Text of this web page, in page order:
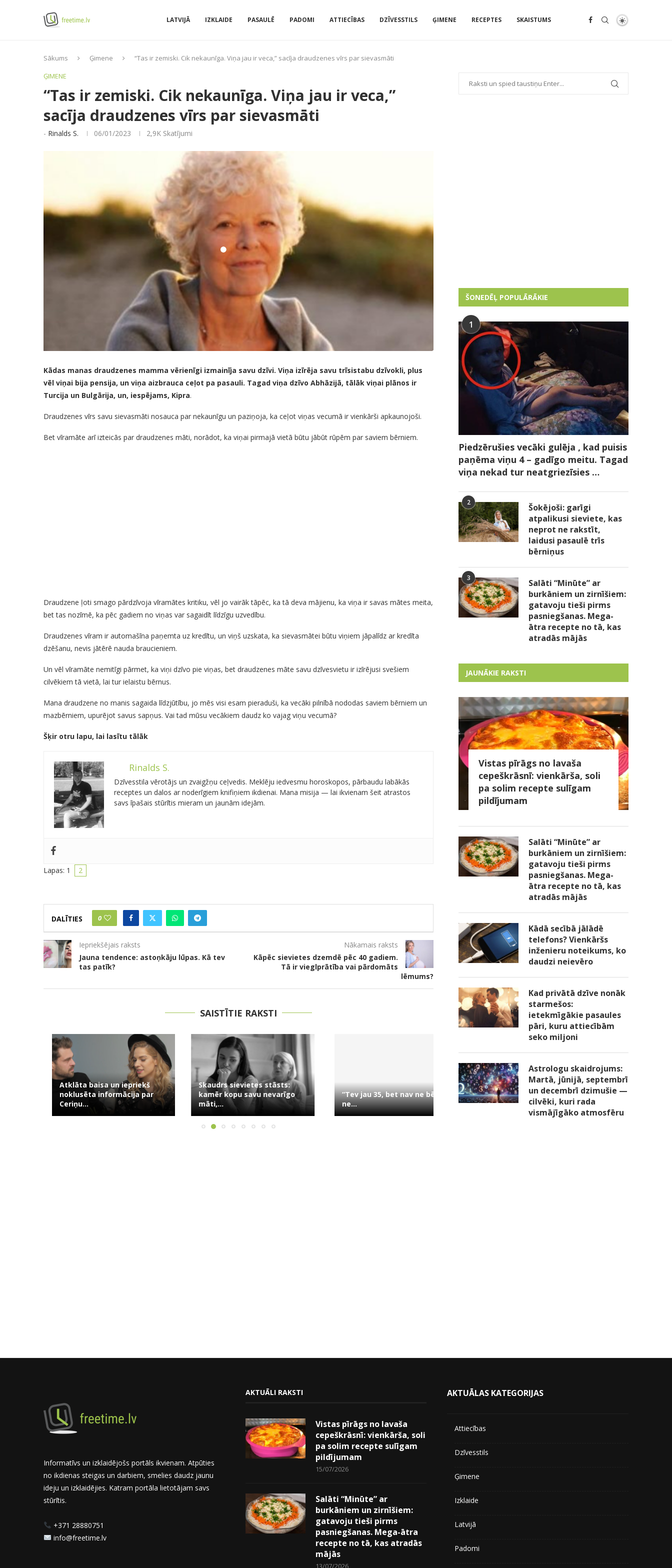
LATVIJĀ IZKLAIDE PASAULĒ PADOMI ATTIECĪBAS DZĪVESSTILS ĢIMENE RECEPTES SKAISTUMS
Sākums Ģimene
“Tas ir zemiski. Cik nekaunīga. Viņa jau ir veca,” sacīja draudzenes vīrs par sievasmāti
ĢIMENE
“Tas ir zemiski. Cik nekaunīga. Viņa jau ir veca,”
sacīja draudzenes vīrs par sievasmāti
- Rinalds S. 06/01/2023 2,9K Skatījumi
Kādas manas draudzenes mamma vērienīgi izmainīja savu dzīvi. Viņa izīrēja savu trīsistabu dzīvokli, plus
vēl viņai bija pensija, un viņa aizbrauca ceļot pa pasauli. Tagad viņa dzīvo Abhāzijā, tālāk viņai plānos ir
Turcija un Bulgārija, un, iespējams, Kipra.
Draudzenes vīrs savu sievasmāti nosauca par nekaunīgu un paziņoja, ka ceļot viņas vecumā ir vienkārši apkaunojoši.
Bet vīramāte arī izteicās par draudzenes māti, norādot, ka viņai pirmajā vietā būtu jābūt rūpēm par saviem bērniem.
Draudzene ļoti smago pārdzīvoja vīramātes kritiku, vēl jo vairāk tāpēc, ka tā deva mājienu, ka viņa ir savas mātes meita,
bet tas nozīmē, ka pēc gadiem no viņas var sagaidīt līdzīgu uzvedību.
Draudzenes vīram ir automašīna paņemta uz kredītu, un viņš uzskata, ka sievasmātei būtu viņiem jāpalīdz ar kredīta
dzēšanu, nevis jātērē nauda braucieniem.
Un vēl vīramāte nemitīgi pārmet, ka viņi dzīvo pie viņas, bet draudzenes māte savu dzīvesvietu ir izīrējusi svešiem
cilvēkiem tā vietā, lai tur ielaistu bērnus.
Mana draudzene no manis sagaida līdzjūtību, jo mēs visi esam pieraduši, ka vecāki pilnībā nododas saviem bērniem un
mazbērniem, upurējot savus sapņus. Vai tad mūsu vecākiem daudz ko vajag viņu vecumā?
Šķir otru lapu, lai lasītu tālāk
Rinalds S.
Dzīvesstila vērotājs un zvaigžņu ceļvedis. Meklēju iedvesmu horoskopos, pārbaudu labākās
receptes un dalos ar noderīgiem knifiņiem ikdienai. Mana misija — lai ikvienam šeit atrastos
savs īpašais stūrītis mieram un jaunām idejām.
Lapas: 1 2
DALĪTIES 0
Iepriekšējais raksts
Jauna tendence: astoņkāju lūpas. Kā tev
tas patīk?
Nākamais raksts
Kāpēc sievietes dzemdē pēc 40 gadiem.
Tā ir vieglprātība vai pārdomāts
lēmums?
SAISTĪTIE RAKSTI
Atklāta baisa un iepriekš
noklusēta informācija par
Ceriņu...
Skaudrs sievietes stāsts:
kamēr kopu savu nevarīgo
māti,...
“Tev jau 35, bet nav ne bērnu,
Aizmirsusi datorsomu, Solvita
atgriezās mājās, lai to
paņemtu....
Nav slimās meitas, nav
mazbērnu. Un ir
ŠONEDĒĻ POPULĀRĀKIE
1
Piedzērušies vecāki gulēja , kad puisis
paņēma viņu 4 – gadīgo meitu. Tagad
viņa nekad tur neatgriezīsies …
2
Šokējoši: garīgi
atpalikusi sieviete, kas
neprot ne rakstīt,
laidusi pasaulē trīs
bērniņus
3
Salāti “Minūte” ar
burkāniem un zirnīšiem:
gatavoju tieši pirms
pasniegšanas. Mega-
ātra recepte no tā, kas
atradās mājās
JAUNĀKIE RAKSTI
Vistas pīrāgs no lavaša
cepeškrāsnī: vienkārša, soli
pa solim recepte sulīgam
pildījumam
Salāti “Minūte” ar
burkāniem un zirnīšiem:
gatavoju tieši pirms
pasniegšanas. Mega-
ātra recepte no tā, kas
atradās mājās
Kādā secībā jālādē
telefons? Vienkāršs
inženieru noteikums, ko
daudzi neievēro
Kad privātā dzīve nonāk
starmešos:
ietekmīgākie pasaules
pāri, kuru attiecībām
seko miljoni
Astrologu skaidrojums:
Martā, jūnijā, septembrī
un decembrī dzimušie —
cilvēki, kuri rada
vismājīgāko atmosfēru
Informatīvs un izklaidējošs portāls ikvienam. Atpūties
no ikdienas steigas un darbiem, smelies daudz jaunu
ideju un izklaidējies. Katram portāla lietotājam savs
stūrītis.
+371 28880751
info@freetime.lv
AKTUĀLI RAKSTI
Vistas pīrāgs no lavaša
cepeškrāsnī: vienkārša, soli
pa solim recepte sulīgam
pildījumam
15/07/2026
Salāti “Minūte” ar
burkāniem un zirnīšiem:
gatavoju tieši pirms
pasniegšanas. Mega-ātra
recepte no tā, kas atradās
mājās
13/07/2026
AKTUĀLAS KATEGORIJAS
Attiecības
Dzīvesstils
Ģimene
Izklaide
Latvijā
Padomi